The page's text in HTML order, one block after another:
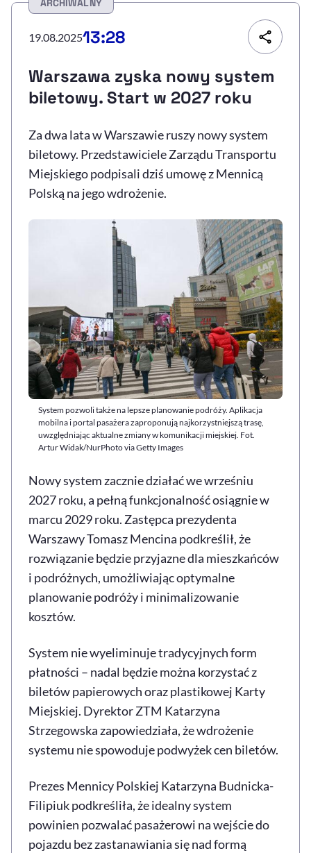
Deklaracja dostępności, otwiera się w nowym oknie
Zgłoś problem
, otwiera się w
ARCHIWALNY
19.08.202513:28
Warszawa zyska nowy system
biletowy. Start w 2027 roku
Za dwa lata w Warszawie ruszy nowy system
biletowy. Przedstawiciele Zarządu Transportu
Miejskiego podpisali dziś umowę z Mennicą
Polską na jego wdrożenie.
System pozwoli także na lepsze planowanie podróży. Aplikacja
mobilna i portal pasażera zaproponują najkorzystniejszą trasę,
uwzględniając aktualne zmiany w komunikacji miejskiej. Fot.
Artur Widak/NurPhoto via Getty Images
Nowy system zacznie działać we wrześniu
2027 roku, a pełną funkcjonalność osiągnie w
marcu 2029 roku. Zastępca prezydenta
Warszawy Tomasz Mencina podkreślił, że
rozwiązanie będzie przyjazne dla mieszkańców
i podróżnych, umożliwiając optymalne
planowanie podróży i minimalizowanie
kosztów.
System nie wyeliminuje tradycyjnych form
płatności – nadal będzie można korzystać z
biletów papierowych oraz plastikowej Karty
Miejskiej. Dyrektor ZTM Katarzyna
Strzegowska zapowiedziała, że wdrożenie
systemu nie spowoduje podwyżek cen biletów.
Prezes Mennicy Polskiej Katarzyna Budnicka-
Filipiuk podkreśliła, że idealny system
powinien pozwalać pasażerowi na wejście do
pojazdu bez zastanawiania się nad formą